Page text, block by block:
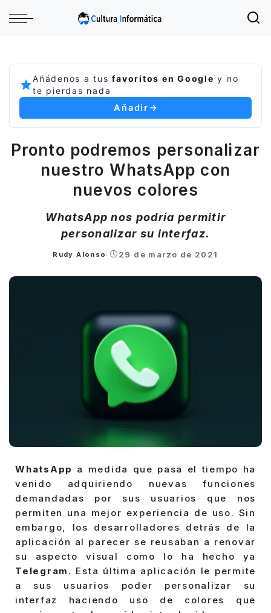
Añádenos a tusfavoritos en Google y no
te pierdas nada
Añadir
Pronto podremos personalizar
nuestro WhatsApp con
nuevos colores
WhatsApp nos podría permitir
personalizar su interfaz.
Posted
Rudy Alonso 29 de marzo de 2021
WhatsApp a medida que pasa el tiempo ha
venido adquiriendo nuevas funciones
demandadas por sus usuarios que nos
permiten una mejor experiencia de uso. Sin
embargo, los desarrolladores detrás de la
aplicación al parecer se reusaban a renovar
su aspecto visual como lo ha hecho ya
Telegram . Esta última aplicación le permite
a sus usuarios poder personalizar su
interfaz haciendo uso de colores que